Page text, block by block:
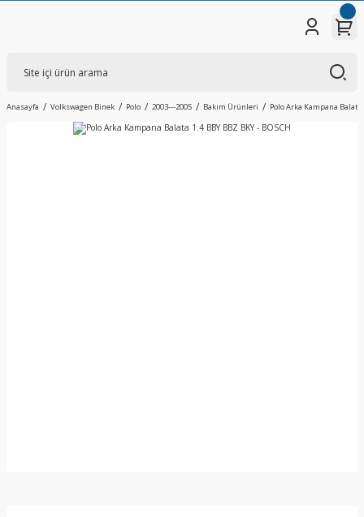
Anasayfa Volkswagen Binek Polo 2003---2005 Bakım Ürünleri Polo Arka Kampana Balata